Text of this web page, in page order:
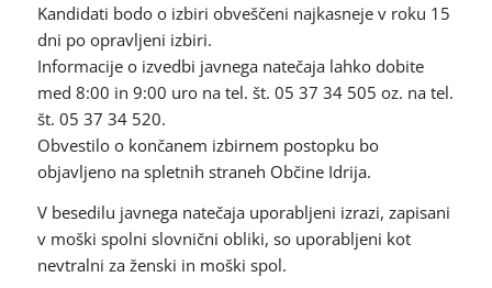
Kandidati bodo o izbiri obveščeni najkasneje v roku 15
dni po opravljeni izbiri.
Informacije o izvedbi javnega natečaja lahko dobite
med 8:00 in 9:00 uro na tel. št. 05 37 34 505 oz. na tel.
št. 05 37 34 520.
Obvestilo o končanem izbirnem postopku bo
objavljeno na spletnih straneh Občine Idrija.
V besedilu javnega natečaja uporabljeni izrazi, zapisani
v moški spolni slovnični obliki, so uporabljeni kot
nevtralni za ženski in moški spol.